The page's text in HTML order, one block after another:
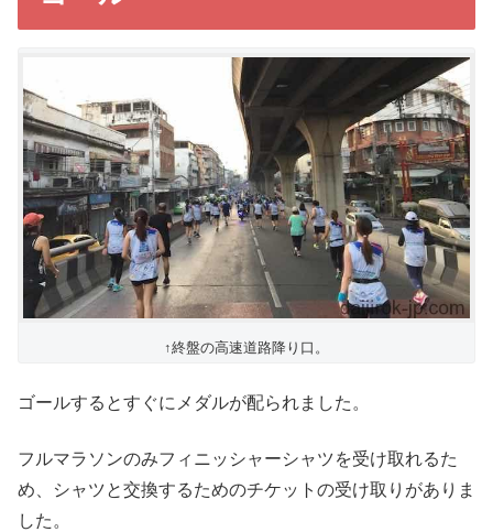
↑終盤の高速道路降り口。
ゴールするとすぐにメダルが配られました。
フルマラソンのみフィニッシャーシャツを受け取れるた
め、シャツと交換するためのチケットの受け取りがありま
した。